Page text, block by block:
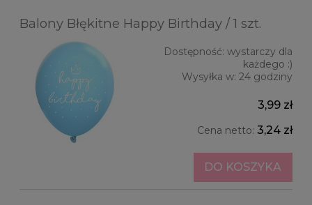
Balony Błękitne Happy Birthday / 1 szt.
Dostępność: wystarczy dla
każdego :)
Wysyłka w: 24 godziny
3,99 zł
Cena netto: 3,24 zł
DO KOSZYKA